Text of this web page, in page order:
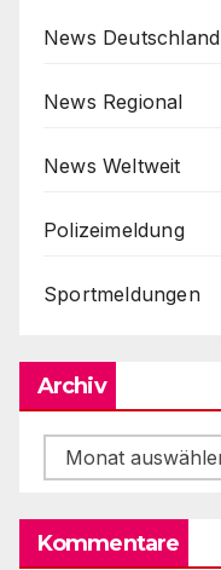
News Deutschland
News Regional
News Weltweit
Polizeimeldung
Sportmeldungen
Archiv
Archiv
Kommentare